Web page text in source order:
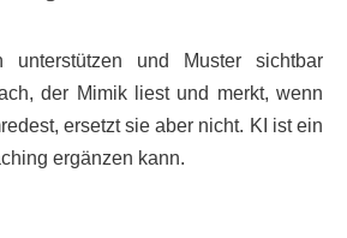
unterstützen und Muster sichtbar
der Mimik liest und merkt, wenn
ersetzt sie aber nicht. KI ist ein
ergänzen kann.